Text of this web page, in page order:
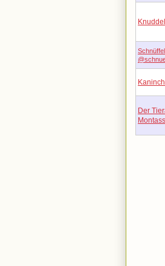
Der